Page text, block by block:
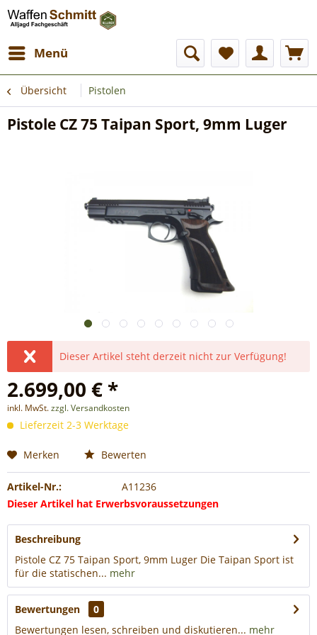
Menü
Übersicht Pistolen
Pistole CZ 75 Taipan Sport, 9mm Luger
Dieser Artikel steht derzeit nicht zur Verfügung!
2.699,00 € *
inkl. MwSt.zzgl. Versandkosten
Lieferzeit 2-3 Werktage
Merken Bewerten
Artikel-Nr.:
A11236
Dieser Artikel hat Erwerbsvoraussetzungen
Beschreibung
Pistole CZ 75 Taipan Sport, 9mm Luger Die Taipan Sport ist
für die statischen... mehr
Bewertungen
0
Bewertungen lesen, schreiben und diskutieren... mehr